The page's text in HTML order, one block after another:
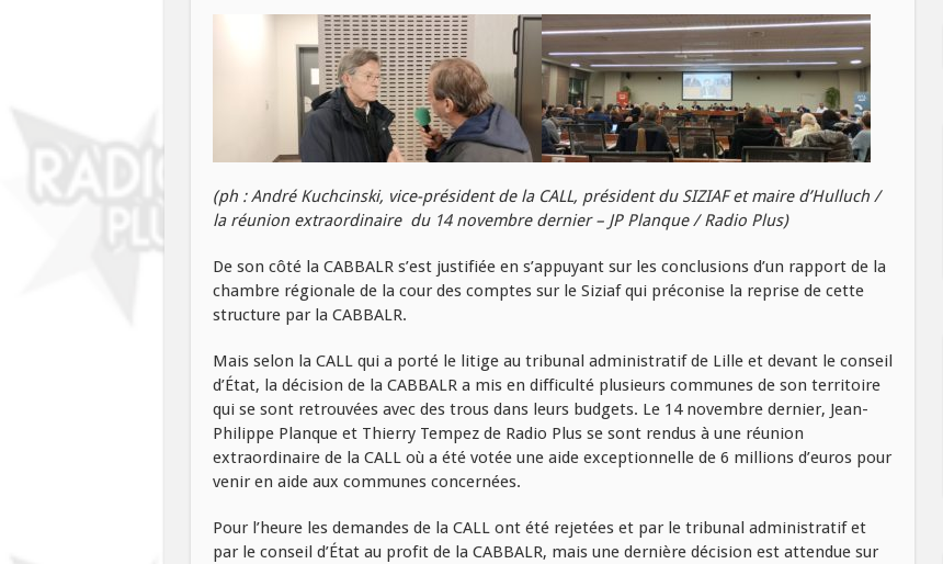
(ph : André Kuchcinski, vice-président de la CALL, président du SIZIAF et maire d’Hulluch /
la réunion extraordinaire du 14 novembre dernier – JP Planque / Radio Plus)
De son côté la CABBALR s’est justifiée en s’appuyant sur les conclusions d’un rapport de la
chambre régionale de la cour des comptes sur le Siziaf qui préconise la reprise de cette
structure par la CABBALR.
Mais selon la CALL qui a porté le litige au tribunal administratif de Lille et devant le conseil
d’État, la décision de la CABBALR a mis en difficulté plusieurs communes de son territoire
qui se sont retrouvées avec des trous dans leurs budgets. Le 14 novembre dernier, Jean-
Philippe Planque et Thierry Tempez de Radio Plus se sont rendus à une réunion
extraordinaire de la CALL où a été votée une aide exceptionnelle de 6 millions d’euros pour
venir en aide aux communes concernées.
Pour l’heure les demandes de la CALL ont été rejetées et par le tribunal administratif et
par le conseil d’État au profit de la CABBALR, mais une dernière décision est attendue sur